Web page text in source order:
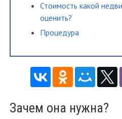
Стоимость какой
оценить?
Процедура
Зачем она нужна?